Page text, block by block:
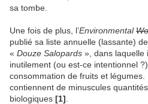
sa tombe.
Une fois de plus, l’Environmental
publié sa liste annuelle (lassante)
« Douze Salopards » , dans
inutilement (ou est-ce intentionnel
consommation de fruits et légumes.
contiennent de minuscules
biologiques [1]